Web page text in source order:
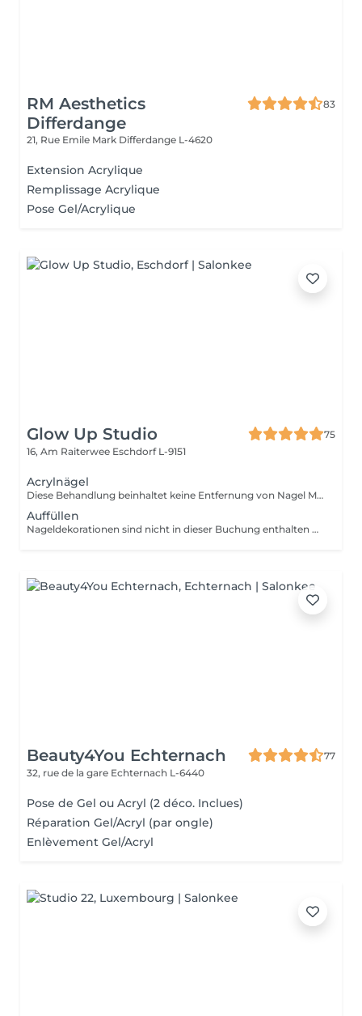
RM Aesthetics
Differdange
83
21, Rue Emile Mark Differdange L-4620
Extension Acrylique
Remplissage Acrylique
Pose Gel/Acrylique
Glow Up Studio
75
16, Am Raiterwee Eschdorf L-9151
Acrylnägel
Diese Behandlung beinhaltet keine Entfernung von Nagel Modellage Ihre Nägel müssen für diesen Service naturbelassen sein. Falls eine Entfernung notwendig ist, buchen Sie bitte vorab den Service "Altmodelage entfernen". Nageldekorationen sind nicht in dieser Buchung enthalten und müssen separat hinzugebucht werden!
Auffüllen
Nageldekorationen sind nicht in dieser Buchung enthalten und müssen separat hinzugebucht werden!
Beauty4You Echternach
77
32, rue de la gare Echternach L-6440
Pose de Gel ou Acryl (2 déco. Inclues)
Réparation Gel/Acryl (par ongle)
Enlèvement Gel/Acryl